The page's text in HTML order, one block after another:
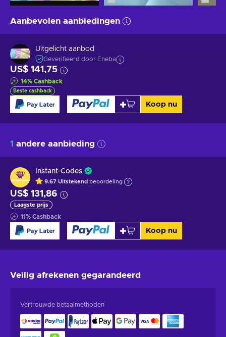
Aanbevolen aanbiedingen
Uitgelicht aanbod
Geverifieerd door Eneba
US$ 141,75
14% Cashback
Beste cashback
Koop nu
1 andere aanbieding
Instant-Codes
9.67 Uitstekend beoordeling
US$ 131,86
Laagste prijs
11% Cashback
Koop nu
Veilig afrekenen gegarandeerd
Vertrouwde betaalmethoden